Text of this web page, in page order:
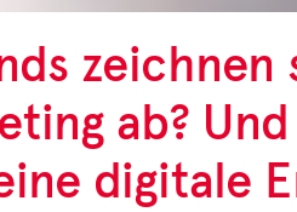
ab?
digitale